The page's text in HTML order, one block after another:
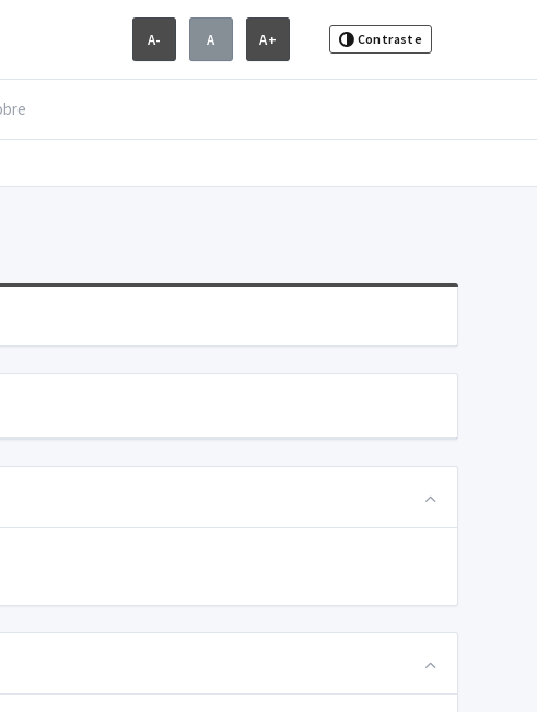
A- A A+ Contraste